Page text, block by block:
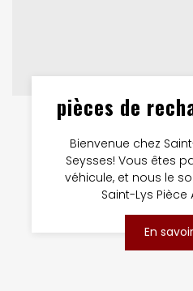
pièces de
Bienvenue chez
Seysses! Vous êtes
véhicule, et nous le
Saint-Lys Pièce
En